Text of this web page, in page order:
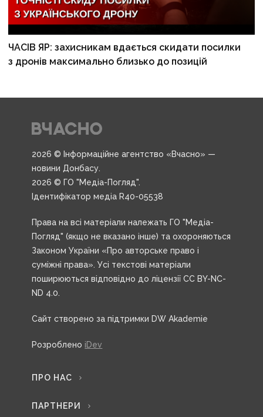
ЧАСІВ ЯР: захисникам вдається скидати посилки
з дронів максимально близько до позицій
2026 © Інформаційне агентство «Вчасно» —
новини Донбасу.
2026 © ГО "Медіа-Погляд".
Ідентифікатор медіа R40-05538
Права на всі матеріали належать ГО "Медіа-
Погляд" (якщо не вказано інше) та охороняються
Законом України «Про авторське право і
суміжні права». Усі текстові матеріали
поширюються відповідно до ліцензії CC BY-NC-
ND 4.0.
Сайт створено за підтримки DW Akademie
Розроблено iDev
ПРО НАС
ПАРТНЕРИ